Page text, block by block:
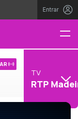
Entrar
TV
RTP